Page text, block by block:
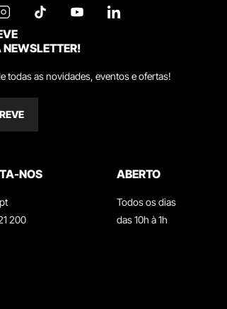
todas as novidades, eventos e ofertas!
NOS
200
ABERTO
Todos os dias
das 10h à 1h